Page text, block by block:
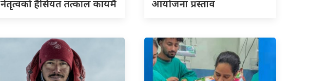
नेतृत्वको हैसियत तत्काल कायमै
आयोजना प्रस्ताव